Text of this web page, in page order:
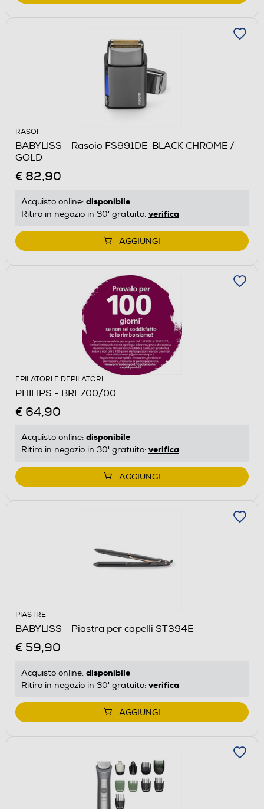
RASOI
BABYLISS - Rasoio FS991DE-BLACK CHROME /
GOLD
€ 82,90
Acquisto online: disponibile
Ritiro in negozio in 30' gratuito: verifica
AGGIUNGI
EPILATORI E DEPILATORI
PHILIPS - BRE700/00
€ 64,90
Acquisto online: disponibile
Ritiro in negozio in 30' gratuito: verifica
AGGIUNGI
PIASTRE
BABYLISS - Piastra per capelli ST394E
€ 59,90
Acquisto online: disponibile
Ritiro in negozio in 30' gratuito: verifica
AGGIUNGI